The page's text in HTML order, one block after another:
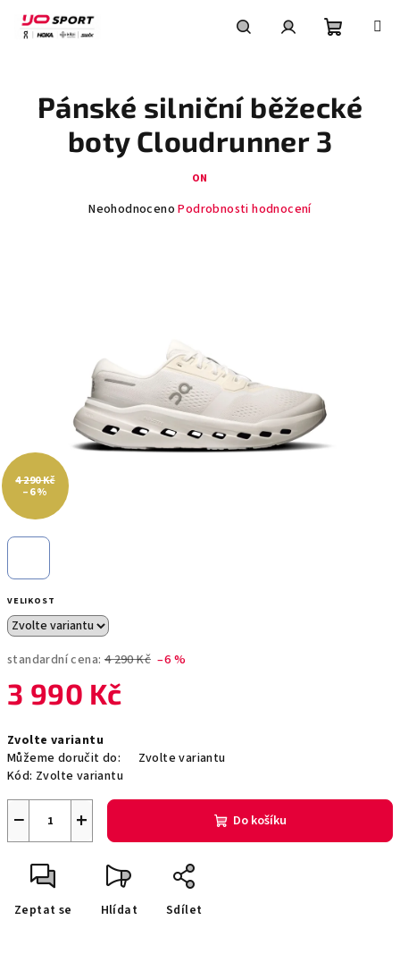
obsah
košík
VELIKOST
standardní cena: 4 290 Kč –6 %
3 990 Kč
cena:
Zvolte variantu
Můžeme doručit do:
Zvolte variantu
Kód: Zvolte variantu
+
− Do košíku
Zeptat se Hlídat Sdílet
Pánské silniční běžecké
boty Cloudrunner 3
ON
Průměrné
Neohodnoceno Podrobnosti hodnocení
4 290 Kč
–6 %